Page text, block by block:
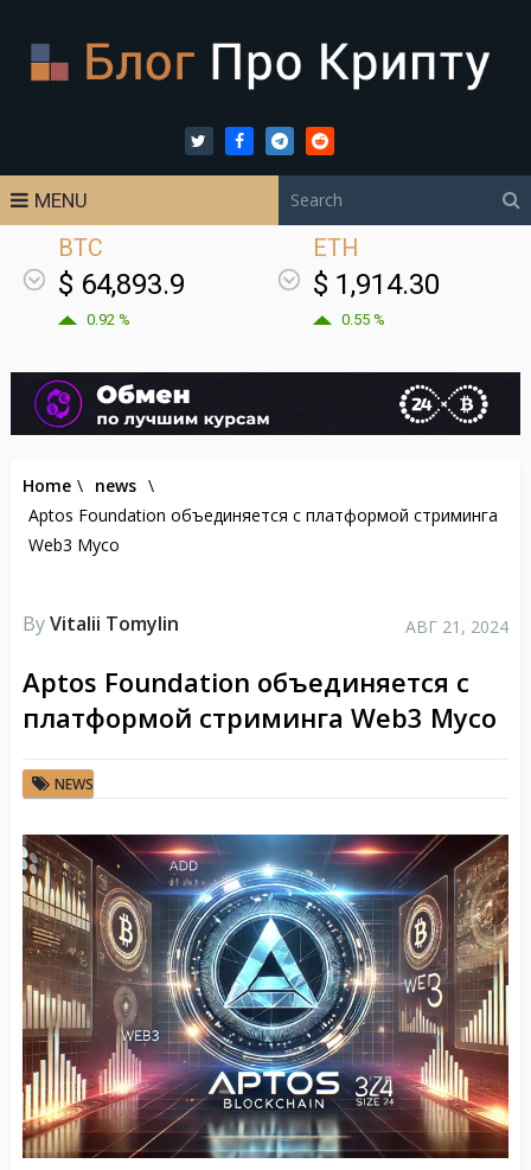
MENU
BTC
$ 64,893.9
0.92 %
ETH
$ 1,914.30
0.55 %
Home \ news \
Aptos Foundation объединяется с платформой стриминга
Web3 Myco
ByVitalii Tomylin АВГ 21, 2024
Aptos Foundation объединяется с
платформой стриминга Web3 Myco
NEWS